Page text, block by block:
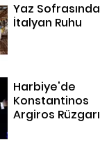
Yaz Sofrasında
İtalyan Ruhu
Harbiye'de
Konstantinos
Argiros Rüzgarı